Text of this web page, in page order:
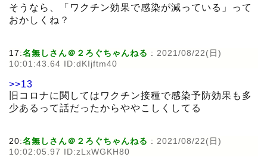
そうなら、「ワクチン効果で感染が減っている」って
おかしくね？
17:名無しさん＠２ろぐちゃんねる : 2021/08/22(日)
10:01:43.64 ID:dKIjftm40
>>13
旧コロナに関してはワクチン接種で感染予防効果も多
少あるって話だったからややこしくしてる
20:名無しさん＠２ろぐちゃんねる : 2021/08/22(日)
10:02:05.97 ID:zLxWGKH80